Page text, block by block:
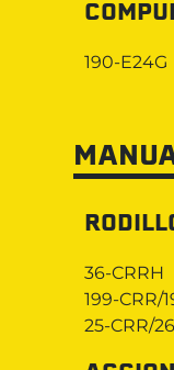
190-E24G
36-CRRH
199-CRR/
25-CRR/